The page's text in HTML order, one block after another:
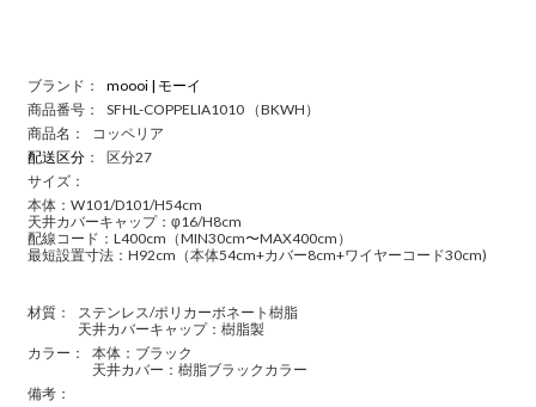
ブランド：
moooi | モーイ
商品番号：
SFHL-COPPELIA1010 （BKWH）
商品名：
コッペリア
配送区分 ：
区分27
サイズ：
本体：W101/D101/H54cm
天井カバーキャップ：φ16/H8cm
配線コード：L400cm（MIN30cm〜MAX400cm）
最短設置寸法：H92cm（本体54cm+カバー8cm+ワイヤーコード30cm)
材質：
ステンレス/ポリカーボネート樹脂
天井カバーキャップ：樹脂製
カラー：
本体：ブラック
天井カバー：樹脂ブラックカラー
備考：